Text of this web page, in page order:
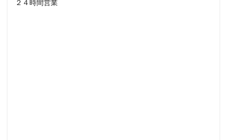
２４時間営業